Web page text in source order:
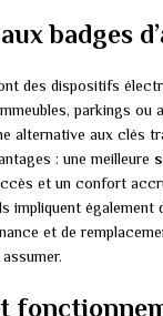
badges
des dispositifs
parkings ou
alternative aux clés
: une meilleure
et un confort
impliquent également
et de